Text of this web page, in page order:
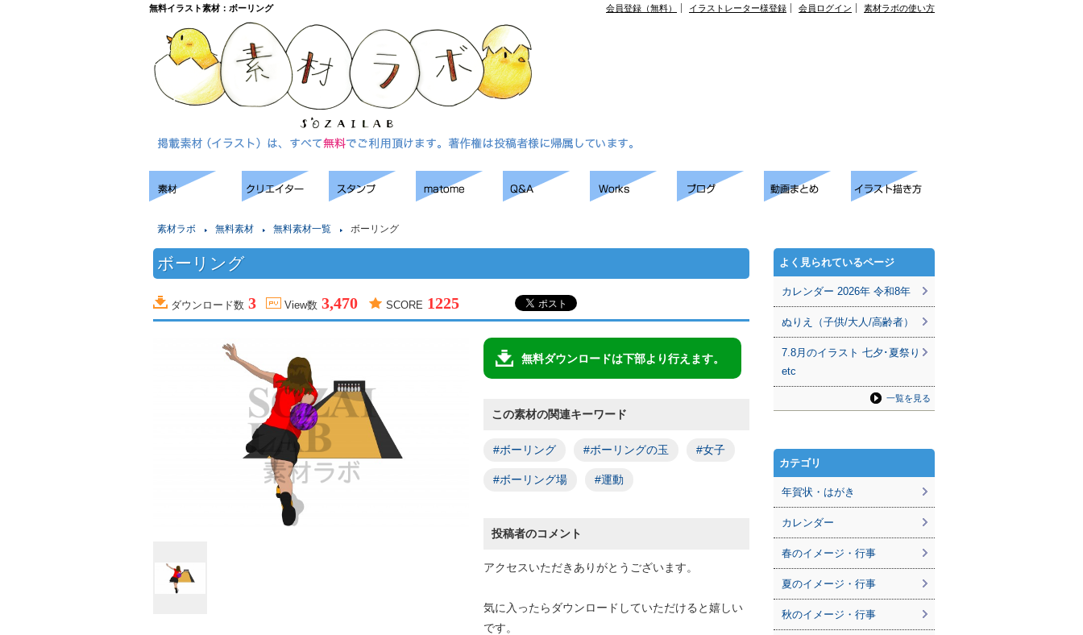
無料イラスト素材：ボーリング 会員登録（無料） イラストレーター様登録 会員ログイン 素材ラボの使い方
素材ラボ 無料素材 無料素材一覧 ボーリング
ボーリング
ダウンロード数 3 View数 3,470 SCORE 1225
無料ダウンロードは下部より行えます。
この素材の関連キーワード
#ボーリング #ボーリングの玉 #女子
#ボーリング場 #運動
投稿者のコメント
アクセスいただきありがとうございます。
気に入ったらダウンロードしていただけると嬉しい
です。
よく見られているページ
カレンダー 2026年 令和8年
ぬりえ（子供/大人/高齢者）
7.8月のイラスト 七夕･夏祭り
etc
一覧を見る
カテゴリ
年賀状・はがき
カレンダー
春のイメージ・行事
夏のイメージ・行事
秋のイメージ・行事